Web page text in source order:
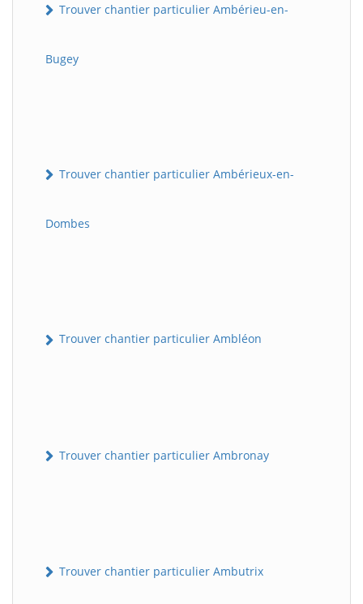
Trouver chantier particulier Ambérieu-en-
Bugey
Trouver chantier particulier Ambérieux-en-
Dombes
Trouver chantier particulier Ambléon
Trouver chantier particulier Ambronay
Trouver chantier particulier Ambutrix